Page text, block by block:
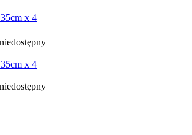
x 4
x 4